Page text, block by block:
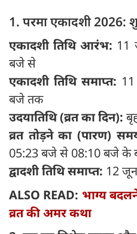
1. परमा एकादशी 2026:
एकादशी तिथि आरंभ: 11
बजे से
एकादशी तिथि समाप्त:
बजे तक
उदयातिथि (व्रत का दिन):
व्रत तोड़ने का (पारण)
05:23 बजे से 08:10 बजे के
द्वादशी तिथि समाप्त: 12
ALSO READ: भाग्य
व्रत की अमर कथा